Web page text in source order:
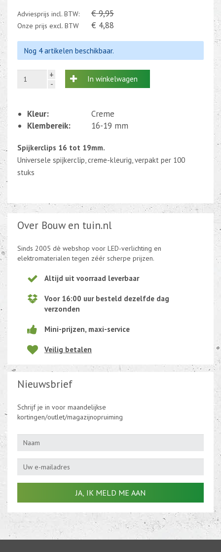
Adviesprijs incl. BTW: € 9,95
Onze prijs excl. BTW € 4,88
Nog 4 artikelen beschikbaar.
+
-
In winkelwagen
Kleur:
Creme
Klembereik:
16-19 mm
Spijkerclips 16 tot 19mm.
Universele spijkerclip, creme-kleurig, verpakt per 100
stuks
Over Bouw en tuin.nl
Sinds 2005 dè webshop voor LED-verlichting en
elektromaterialen tegen zéér scherpe prijzen.
Altijd uit voorraad leverbaar
Voor 16:00 uur besteld dezelfde dag
verzonden
Mini-prijzen, maxi-service
Veilig betalen
Nieuwsbrief
Schrijf je in voor maandelijkse
kortingen/outlet/magazijnopruiming